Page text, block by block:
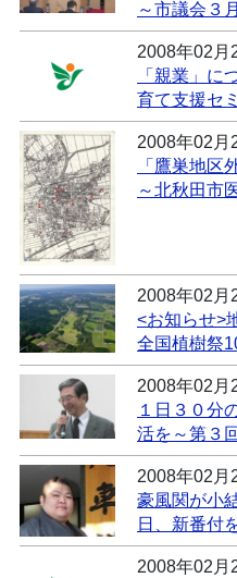
～市議会３
2008年02月
「親業」に
育て支援セ
2008年02月
「鷹巣地区
～北秋田市
2008年02月
<お知らせ>
全国植樹祭
2008年02月
１日３０分
活を～第３
2008年02月
豪風関が小
日、新番付
2008年02月